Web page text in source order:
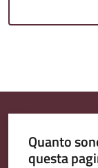
t
o
Quanto
questa